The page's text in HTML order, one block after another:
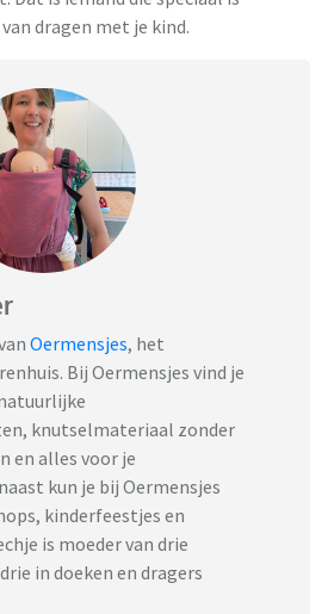
dragen met je kind.
Oermensjes, het
Bij Oermensjes vind je
knutselmateriaal zonder
en alles voor je
kun je bij Oermensjes
kinderfeestjes en
is moeder van drie
in doeken en dragers